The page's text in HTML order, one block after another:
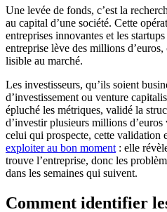
Une levée de fonds, c’est la
au capital d’une société. Cette
entreprises innovantes et les
entreprise lève des millions
lisible au marché.
Les investisseurs, qu’ils soient
d’investissement ou venture
épluché les métriques, validé la
d’investir plusieurs millions
celui qui prospecte, cette validation
exploiter au bon moment : elle
trouve l’entreprise, donc les
dans les semaines qui suivent.
Comment identifier